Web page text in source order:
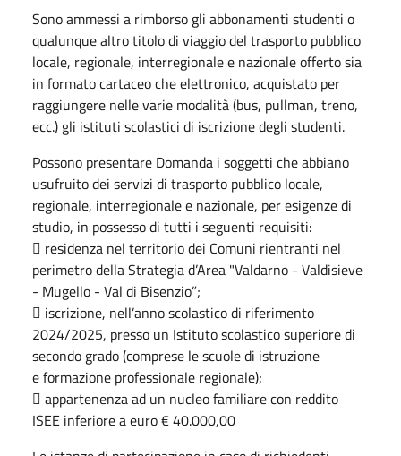
Sono ammessi a rimborso gli abbonamenti studenti o
qualunque altro titolo di viaggio del trasporto pubblico
locale, regionale, interregionale e nazionale offerto sia
in formato cartaceo che elettronico, acquistato per
raggiungere nelle varie modalità (bus, pullman, treno,
ecc.) gli istituti scolastici di iscrizione degli studenti.
Possono presentare Domanda i soggetti che abbiano
usufruito dei servizi di trasporto pubblico locale,
regionale, interregionale e nazionale, per esigenze di
studio, in possesso di tutti i seguenti requisiti:
 residenza nel territorio dei Comuni rientranti nel
perimetro della Strategia d’Area "Valdarno - Valdisieve
- Mugello - Val di Bisenzio”;
 iscrizione, nell’anno scolastico di riferimento
2024/2025, presso un Istituto scolastico superiore di
secondo grado (comprese le scuole di istruzione
e formazione professionale regionale);
 appartenenza ad un nucleo familiare con reddito
ISEE inferiore a euro € 40.000,00